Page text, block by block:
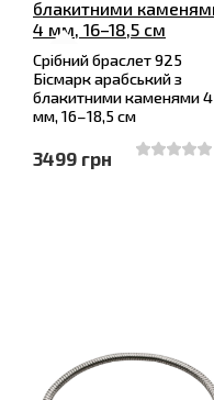
Срібний браслет 925
Бісмарк арабський з
блакитними каменями 4
мм, 16–18,5 см
3499 грн